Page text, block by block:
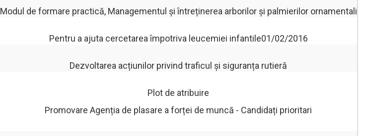
Modul de formare practică, Managementul și întreținerea arborilor și palmierilor ornamentali
Pentru a ajuta cercetarea împotriva leucemiei infantile01/02/2016
Dezvoltarea acțiunilor privind traficul și siguranța rutieră
Plot de atribuire
Promovare Agenția de plasare a forței de muncă - Candidați prioritari